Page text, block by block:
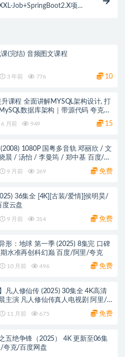
Job+SpringBoot2.X项目
(完结) 音频图文课程
3 年前 776 10
升课程 全面讲解MYSQL架构设计, 打
数据库架构｜带源代码 夸克网
6 月前 949 15
1080P 国粤多音轨 邓丽欣 / 文
/ 汤怡 / 李曼筠 / 郑中基 百度/阿
9 月前 269 免费
情][侯明昊/
晓] 百度云盘
9 月前 314 免费
形：地球 第一季 (2025) 8集完 口碑
炸裂 超预期水准再创科幻巅 百度/阿里/夸克
10 月前 496 免费
凡人修仙传 (2025) 30集全 4K高清
演 凡人修仙传真人电视剧 阿里/
11 月前 675 免费
争锋（2025） 4K 更新至06集
里/夸克/百度网盘